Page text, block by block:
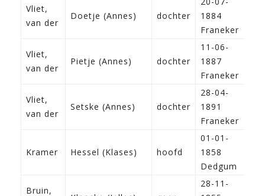
Vliet,
van der
Doetje (Annes) dochter
1884
Franeker
Vliet,
van der
Pietje (Annes) dochter
11-06-
1887
Franeker
Vliet,
van der
Setske (Annes) dochter
28-04-
1891
Franeker
Kramer Hessel (Klases) hoofd
01-01-
1858
Dedgum
Bruin,
28-11-